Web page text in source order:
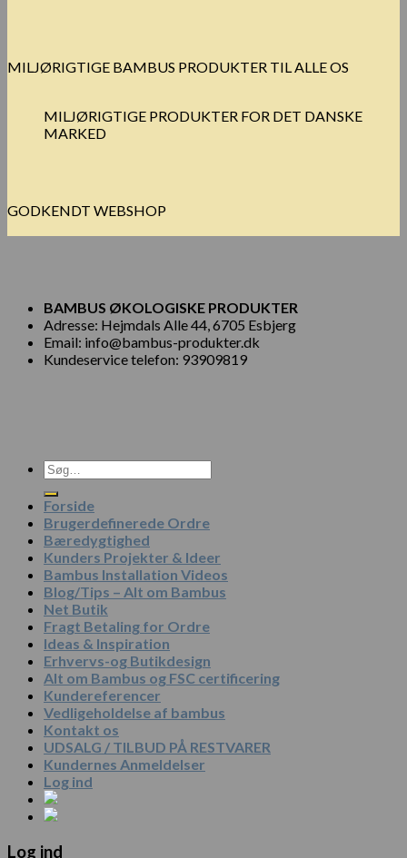
MILJØRIGTIGE BAMBUS PRODUKTER TIL ALLE OS
MILJØRIGTIGE PRODUKTER FOR DET DANSKE
MARKED
GODKENDT WEBSHOP
BAMBUS ØKOLOGISKE PRODUKTER
Adresse: Hejmdals Alle 44, 6705 Esbjerg
Email: info@bambus-produkter.dk
Kundeservice telefon: 93909819
Søg
efter:
Forside
Brugerdefinerede Ordre
Bæredygtighed
Kunders Projekter & Ideer
Bambus Installation Videos
Blog/Tips – Alt om Bambus
Net Butik
Fragt Betaling for Ordre
Ideas & Inspiration
Erhvervs-og Butikdesign
Alt om Bambus og FSC certificering
Kundereferencer
Vedligeholdelse af bambus
Kontakt os
UDSALG / TILBUD PÅ RESTVARER
Kundernes Anmeldelser
Log ind
Log ind